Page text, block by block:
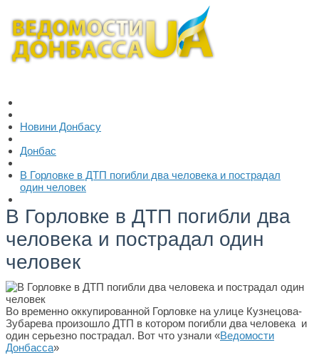
Новини Донбасу
Донбас
В Горловке в ДТП погибли два человека и пострадал
один человек
В Горловке в ДТП погибли два
человека и пострадал один
человек
Во временно оккупированной Горловке на улице Кузнецова-
Зубарева произошло ДТП в котором погибли два человека и
один серьезно пострадал. Вот что узнали «Ведомости
Донбасса»